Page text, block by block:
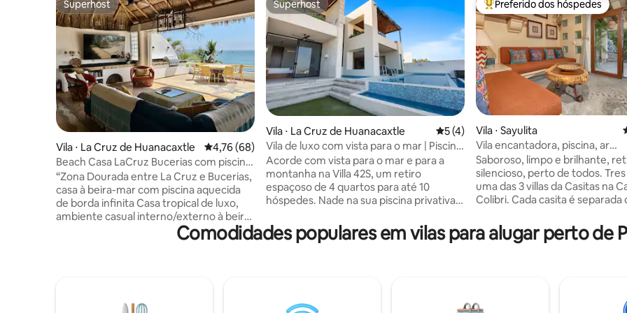
Superhost
Superhost
Vila ⋅ La Cruz de Huanacaxtle 4,76 de uma avaliação média de 5, 68 avaliações
4,76 (68)
Beach Casa LaCruz Bucerias com piscina
aquecida, até 8
“Zona Dourada entre La Cruz e Bucerias,
casa à beira-mar com piscina aquecida
de borda infinita Casa tropical de luxo,
ambiente casual interno/externo à beira-
mar Casa principal com 3 quartos com
cama king-size para 6 pessoas (Suíte
qualidade. Arte mexicana vibrante.
Superhost
Superhost
Vila ⋅ La Cruz de Huanacaxtle 5 de uma avaliação média de 5, 4
5 (4)
Vila de luxo com vista para o mar | Piscina
aquecida + Beach Club
Acorde com vista para o mar e para a
montanha na Villa 42S, um retiro
espaçoso de 4 quartos para até 10
hóspedes. Nade na sua piscina privativa
iluminadas e desfrute do acesso ao
Tamarán Beach Club. Cinco camas king,
tornam as estadias em grupo
Entre os melhores preferidos
Preferido dos hóspedes
Vila ⋅ Sayulita
Vila encantadora, piscina, ar
condicionado, 5 minutos a pé
cidade/praia
Saboroso, limpo e brilhante,
silencioso, perto de todos. Tres
uma das 3 villas da Casitas na
Colibri. Cada casita é separada
terraço privativos. Tres Palmas
estúdio de 1 quarto, um
fogão, geladeira de tamanho
micro-ondas, todos os
Comodidades populares em vilas para alugar perto de